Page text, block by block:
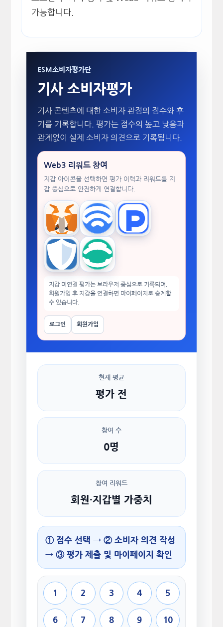
가능합니다.
ESM소비자평가단
기사 소비자평가
기사 콘텐츠에 대한 소비자 관점의 점수와 후
기를 기록합니다. 평가는 점수의 높고 낮음과
관계없이 실제 소비자 의견으로 기록됩니다.
Web3 리워드 참여
지갑 아이콘을 선택하면 평가 이력과 리워드를 지
갑 중심으로 안전하게 연결합니다.
MetaMask WalletConnectTokenPocket
Trust Wallet imToken
지갑 미연결 평가는 브라우저 중심으로 기록되며,
회원가입 후 지갑을 연결하면 마이페이지로 승계할
수 있습니다.
로그인 회원가입
현재 평균
평가 전
참여 수
0명
참여 리워드
회원·지갑별 가중치
① 점수 선택 → ② 소비자 의견 작성
→ ③ 평가 제출 및 마이페이지 확인
1 2 3 4 5
6 7 8 9 10